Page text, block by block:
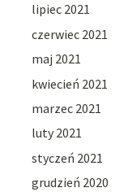
lipiec 2021
czerwiec 2021
maj 2021
kwiecień 2021
marzec 2021
luty 2021
styczeń 2021
grudzień 2020